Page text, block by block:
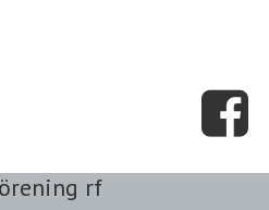
rf